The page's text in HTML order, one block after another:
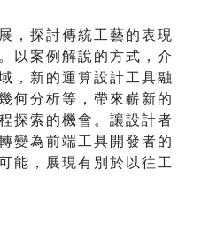
，探討傳統工藝的表現
以案例解說的方式，介
，新的運算設計工具融
何分析等，帶來嶄新的
探索的機會。讓設計者
變為前端工具開發者的
能，展現有別於以往工